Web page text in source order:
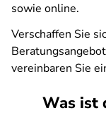
sowie online.
Verschaffen Sie
vereinbaren Sie
Was ist